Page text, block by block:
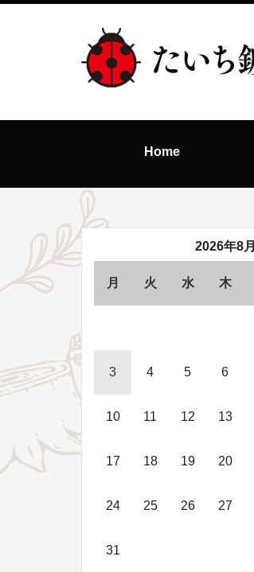
Home
2026年8月
月 火 水 木
3 4 5 6
10 11 12 13
17 18 19 20
24 25 26 27
31